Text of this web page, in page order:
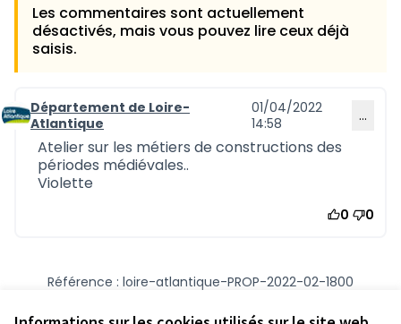
Les commentaires sont actuellement
désactivés, mais vous pouvez lire ceux déjà
saisis.
Commentaire 1250
Département de Loire-
Atlantique
01/04/2022
14:58
…
Atelier sur les métiers de constructions des
périodes médiévales..
Violette
0 0
Référence : loire-atlantique-PROP-2022-02-1800
Vérifiez l'empreinte numérique